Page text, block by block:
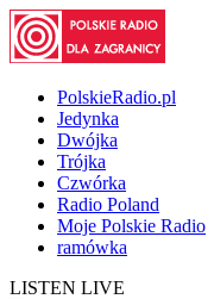
PolskieRadio.pl
Jedynka
Dwójka
Trójka
Czwórka
Radio Poland
Moje Polskie Radio
ramówka
LISTEN LIVE